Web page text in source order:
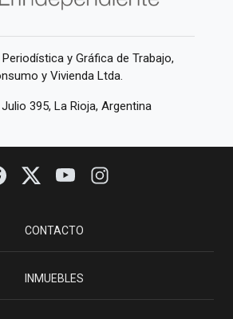
y Gráfica de Trabajo,
y Vivienda Ltda.
395, La Rioja, Argentina
CONTACTO
INMUEBLES